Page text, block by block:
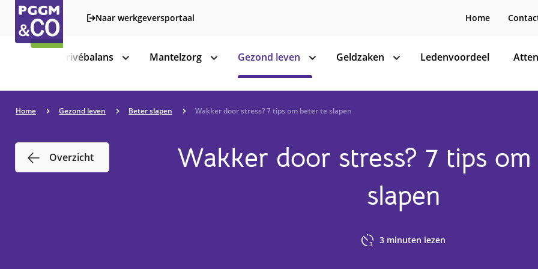
Naar werkgeversportaal Home
Werk-privébalans
toon
Mantelzorg
toon
subnavigatie
Gezond leven
toon
Geldzaken
toon
Ledenvoordeel
Home Gezond leven Beter slapen Wakker door stress? 7 tips om beter te slapen
Wakker door stress? 7 tips
slapen
3 3minuten lezen
Overzicht